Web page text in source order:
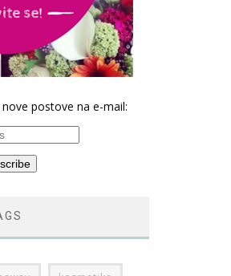
postove na e-mail: